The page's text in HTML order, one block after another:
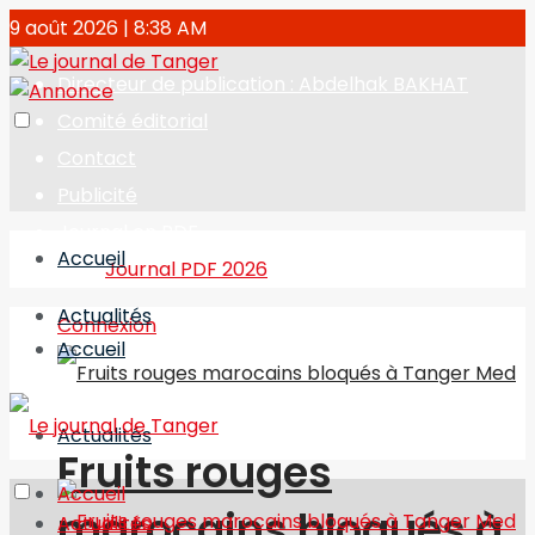
9 août 2026 | 8:38 AM
Directeur de publication : Abdelhak BAKHAT
Journal PDF 2026
Connexion
Accueil
Actualités
Fruits rouges
Accueil
Actualités
Accueil
Actualités